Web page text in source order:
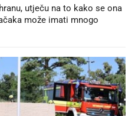
utječu na to kako se ona
može imati mnogo